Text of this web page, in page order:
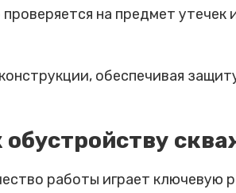
на предмет утечек
обеспечивая
работы играет ключевую